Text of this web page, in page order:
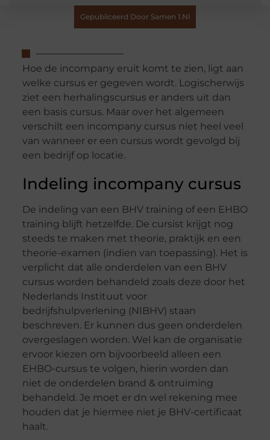
Gepubliceerd Door Samen 1.nl
Hoe de incompany eruit komt te zien, ligt aan
welke cursus er gegeven wordt. Logischerwijs
ziet een herhalingscursus er anders uit dan
een basis cursus. Maar over het algemeen
verschilt een incompany cursus niet heel veel
van wanneer er een cursus wordt gevolgd bij
een bedrijf op locatie.
Indeling incompany cursus
De indeling van een BHV training of een EHBO
training blijft hetzelfde. De cursist krijgt nog
steeds te maken met theorie, praktijk en een
theorie-examen (indien van toepassing). Het is
verplicht dat alle onderdelen van een BHV
cursus worden behandeld zoals deze door het
Nederlands Instituut voor
bedrijfshulpverlening (NIBHV) staan
beschreven. Er kunnen dus geen onderdelen
overgeslagen worden. Wel kan de organisatie
ervoor kiezen om bijvoorbeeld alleen een
EHBO-cursus te volgen, hierin worden dan
niet de onderdelen brand & ontruiming
behandeld. Je moet er dn wel rekening mee
houden dat je hiermee niet je BHV-certificaat
haalt.